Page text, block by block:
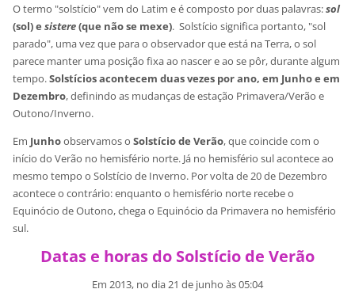
O termo "solstício" vem do Latim e é composto por duas palavras:sol
(sol) esistere(que não se mexe). Solstício significa portanto, "sol
parado", uma vez que para o observador que está na Terra, o sol
parece manter uma posição fixa ao nascer e ao se pôr, durante algum
tempo.Solstícios acontecem duas vezes por ano, em Junho e em
Dezembro, definindo as mudanças de estação Primavera/Verão e
Outono/Inverno.
Em Junhoobservamos o Solstício de Verão, que coincide com o
início do Verão no hemisfério norte. Já no hemisfério sul acontece ao
mesmo tempo o Solstício de Inverno. Por volta de 20 de Dezembro
acontece o contrário: enquanto o hemisfério norte recebe o
Equinócio de Outono, chega o Equinócio da Primavera no hemisfério
sul.
Datas e horas do Solstício de Verão
Em 2013, no dia 21 de junho às 05:04